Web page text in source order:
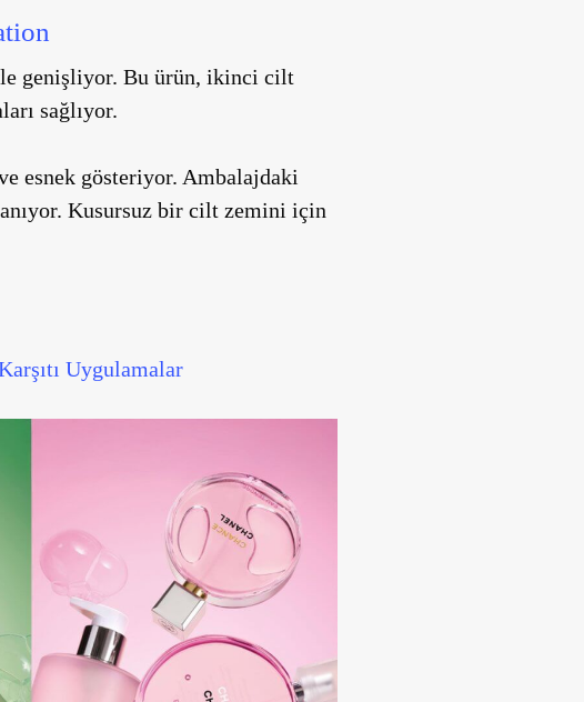
genişliyor. Bu ürün, ikinci cilt
sağlıyor.
esnek gösteriyor. Ambalajdaki
Kusursuz bir cilt zemini için
Uygulamalar